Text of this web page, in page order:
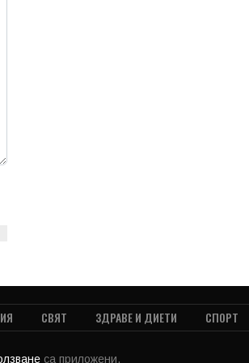
СВЯТ ЗДРАВЕ И ДИЕТИ СПОРТ
са приложени.